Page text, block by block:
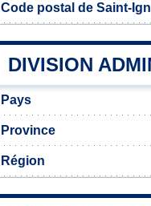
Code postal de Saint-
DIVISION
Pays
Province
Région